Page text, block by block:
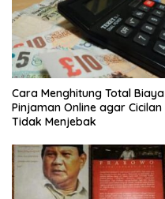
Cara Menghitung Total Biaya
Pinjaman Online agar Cicilan
Tidak Menjebak